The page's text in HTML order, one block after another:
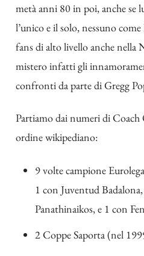
metà anni 80 in poi, anche se
l’unico e il solo, nessuno
fans di alto livello anche nella
mistero infatti gli
confronti da parte di Gregg
Partiamo dai numeri di
ordine wikipediano:
9 volte campione
1 con Juventud
Panathinaikos, e 1 con
2 Coppe Saporta (nel